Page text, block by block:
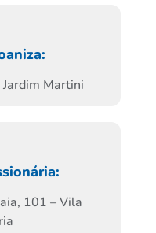
Martini
101 – Vila